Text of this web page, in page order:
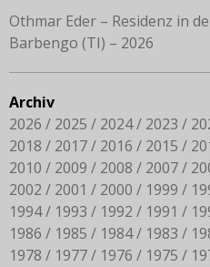
Othmar Eder – Residenz in
Barbengo (TI) – 2026
Archiv
2026
2025 2024 2023
2018
2017 2016 2015
2010
2009 2008 2007
2002
2001 2000 1999
1994
1993 1992 1991
1986
1985 1984 1983
1978
1977 1976 1975